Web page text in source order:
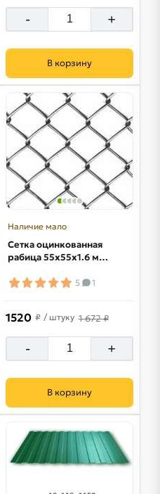
- +
В корзину
Наличие мало
Сетка оцинкованная
рабица 55х55х1.6 мм
5 1
1520 ₽ / штуку 1 672 ₽
- +
В корзину